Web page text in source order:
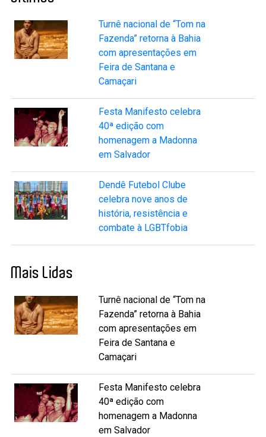
Turnê nacional de “Tom na
Fazenda” retorna à Bahia
com apresentações em
Feira de Santana e
Camaçari
Festa Manifesto celebra
40ª edição com
homenagem a Madonna
em Salvador
Dendê Futebol Clube
celebra nove anos de
história, resistência e
combate à LGBTfobia
Mais Lidas
Turnê nacional de “Tom na
Fazenda” retorna à Bahia
com apresentações em
Feira de Santana e
Camaçari
Festa Manifesto celebra
40ª edição com
homenagem a Madonna
em Salvador